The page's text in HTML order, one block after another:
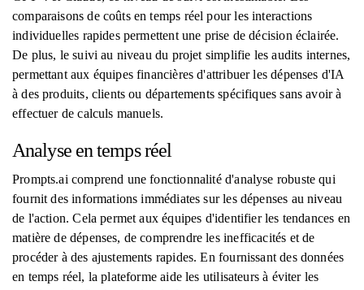
comparaisons de coûts en temps réel pour les interactions
individuelles rapides permettent une prise de décision éclairée.
De plus, le suivi au niveau du projet simplifie les audits internes,
permettant aux équipes financières d'attribuer les dépenses d'IA
à des produits, clients ou départements spécifiques sans avoir à
effectuer de calculs manuels.
Analyse en temps réel
Prompts.ai comprend une fonctionnalité d'analyse robuste qui
fournit des informations immédiates sur les dépenses au niveau
de l'action. Cela permet aux équipes d'identifier les tendances en
matière de dépenses, de comprendre les inefficacités et de
procéder à des ajustements rapides. En fournissant des données
en temps réel, la plateforme aide les utilisateurs à éviter les